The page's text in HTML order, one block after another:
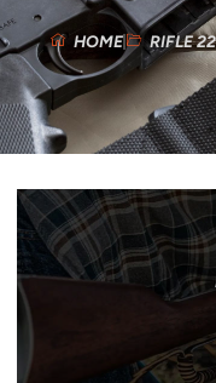
HOME RIFLE